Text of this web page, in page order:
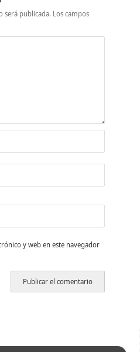
será publicada. Los campos
y web en este navegador